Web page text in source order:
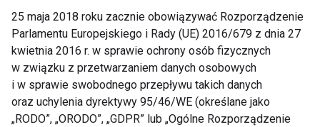
uciążliwy dla producentów, dla
konsumentów jest gwarancją
ekologicznego statusu produktów,
bezbłędnego rozpoznawania
ekologicznej jakości produktów dzięki
obecności Euroliścia na opakowaniu.
25 maja 2018 roku zacznie obowiązywać Rozporządzenie
Parlamentu Europejskiego i Rady (UE) 2016/679 z dnia 27
kwietnia 2016 r. w sprawie ochrony osób fizycznych
w związku z przetwarzaniem danych osobowych
i w sprawie swobodnego przepływu takich danych
oraz uchylenia dyrektywy 95/46/WE (określane jako
„RODO”, „ORODO”, „GDPR” lub „Ogólne Rozporządzenie